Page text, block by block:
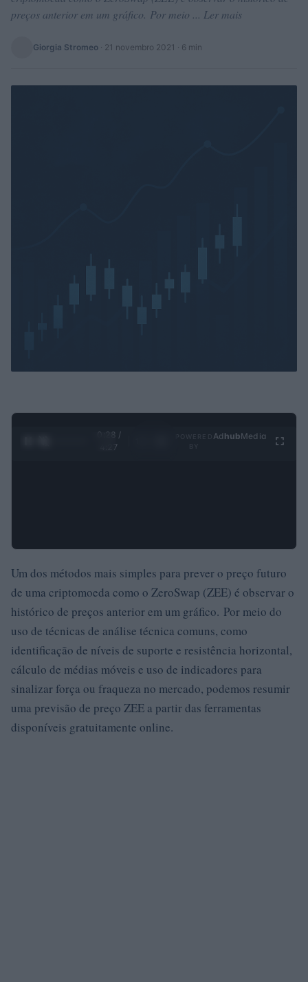
preços anterior em um gráfico. Por meio ... Ler mais
Giorgia Stromeo · 21 novembro 2021 · 6 min
0:29 /
4:27
Ad hubMedia
Um dos métodos mais simples para prever o preço futuro
de uma criptomoeda como o ZeroSwap (ZEE) é observar o
histórico de preços anterior em um gráfico. Por meio do
uso de técnicas de análise técnica comuns, como
identificação de níveis de suporte e resistência horizontal,
cálculo de médias móveis e uso de indicadores para
sinalizar força ou fraqueza no mercado, podemos resumir
uma previsão de preço ZEE a partir das ferramentas
disponíveis gratuitamente online.